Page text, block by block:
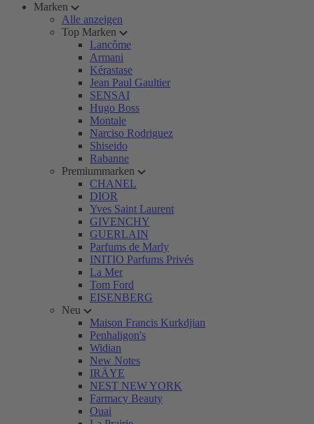
Marken
Alle anzeigen
Top Marken
Lancôme
Armani
Kérastase
Jean Paul Gaultier
SENSAI
Hugo Boss
Montale
Narciso Rodriguez
Shiseido
Rabanne
Premiummarken
CHANEL
DIOR
Yves Saint Laurent
GIVENCHY
GUERLAIN
Parfums de Marly
INITIO Parfums Privés
La Mer
Tom Ford
EISENBERG
Neu
Maison Francis Kurkdjian
Penhaligon's
Widian
New Notes
IRÄYE
NEST NEW YORK
Farmacy Beauty
Ouai